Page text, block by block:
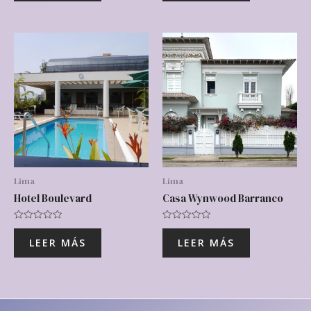
Lima
Hotel Boulevard
Valorado
5
LEER MÁS
Lima
Casa Wynwood Barranco
Valorado
5
LEER MÁS